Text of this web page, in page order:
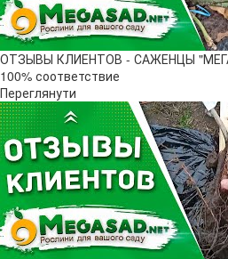
ОТЗЫВЫ КЛИЕНТОВ - САЖЕНЦЫ
100% соответствие
Переглянути